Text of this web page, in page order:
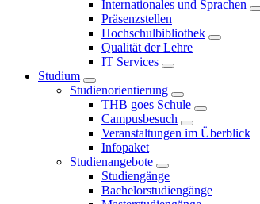
Internationales und Sprachen
Präsenzstellen
Hochschulbibliothek
Qualität der Lehre
IT Services
Studium
Studienorientierung
THB goes Schule
Campusbesuch
Veranstaltungen im Überblick
Infopaket
Studienangebote
Studiengänge
Bachelorstudiengänge